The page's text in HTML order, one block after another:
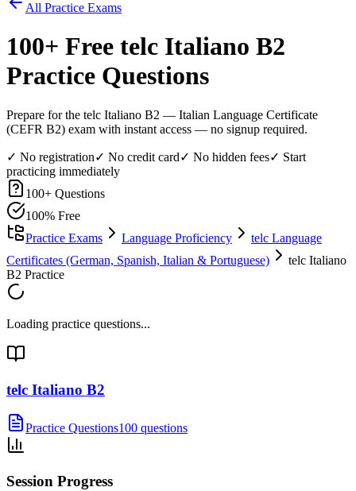
All Practice Exams
100+ Free telc Italiano B2
Practice Questions
Prepare for the telc Italiano B2 — Italian Language Certificate
(CEFR B2) exam with instant access — no signup required.
✓ No registration✓ No credit card✓ No hidden fees✓ Start
practicing immediately
100+ Questions
100% Free
Practice Exams
Language Proficiency
telc Language
Certificates (German, Spanish, Italian & Portuguese)
telc Italiano
B2 Practice
Loading practice questions...
telc Italiano B2
Practice Questions100 questions
Session Progress